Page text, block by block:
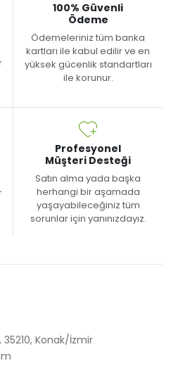
100% Güvenli
Ödeme
Ödemeleriniz tüm banka
kartları ile kabul edilir ve en
yüksek gücenlik standartları
ile korunur.
Profesyonel
Müşteri Desteği
Satın alma yada başka
herhangi bir aşamada
yaşayabileceğiniz tüm
sorunlar için yanınızdayız.
35210, Konak/İzmir